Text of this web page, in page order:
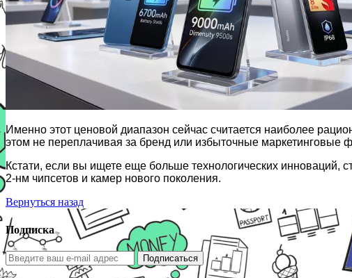
Именно этот ценовой диапазон сейчас считается наиболее
этом не переплачивая за бренд или избыточные маркетинговые
Кстати, если вы ищете еще больше технологических инноваций,
2-нм чипсетов и камер нового поколения.
Вернуться назад
Подписка
Подписаться